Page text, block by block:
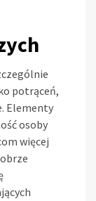
potrąceń,
Elementy
osoby
więcej